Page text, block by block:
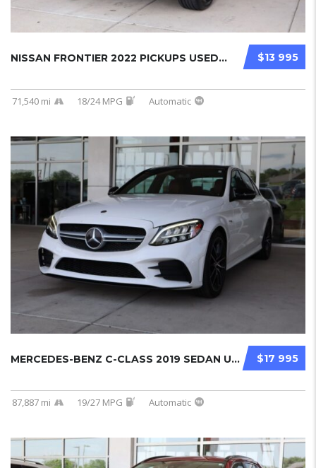
$13 995
NISSAN FRONTIER 2022 PICKUPS USED...
71,540 mi 18/24 MPG Automatic
$17 995
MERCEDES-BENZ C-CLASS 2019 SEDAN USED...
87,887 mi 19/27 MPG Automatic